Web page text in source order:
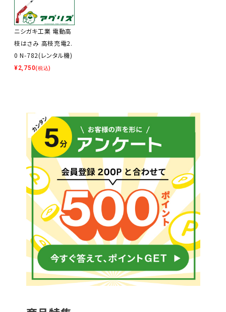
ニシガキ工業 電動高
枝はさみ 高枝充電2.
0 N-782(レンタル機)
¥2,750(税込)